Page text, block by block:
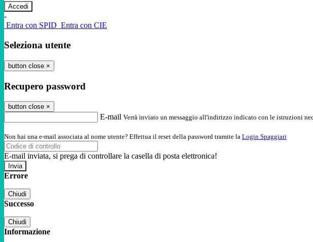
-
Entra con SPID Entra con CIE
Seleziona utente
button close ×
Recupero password
button close ×
E-mail Verrà inviato un messaggio all'indirizzo indicato con le istruzioni
Non hai una e-mail associata al nome utente? Effettua il reset della password tramite la Login Spaggiari
E-mail inviata, si prega di controllare la casella di posta elettronica!
Errore
Chiudi
Successo
Chiudi
Informazione